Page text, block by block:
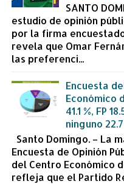
SANTO
estudio de opinión
por la firma
revela que Omar
las preferenci...
Encuesta
Económico
41.1 %, FP
ninguno
Santo Domingo. – La
Encuesta de Opinión
del Centro Económico
refleja que el Partido